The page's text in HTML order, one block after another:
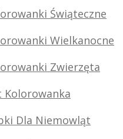
Świąteczne
Wielkanocne
Zwierzęta
Kolorowanka
Dla Niemowląt